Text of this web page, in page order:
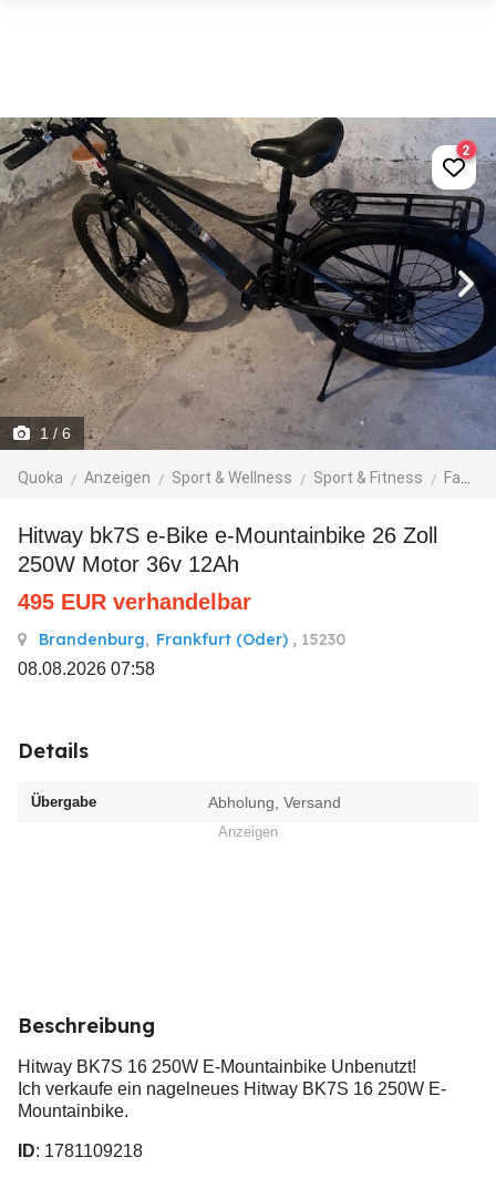
1 / 6
Quoka Anzeigen Sport & Wellness Sport & Fitness Fahrräder
2
hitway bk7S e-Bike e-Mountainbike 26 Zoll
250W Motor 36v 12Ah
495 EUR verhandelbar
Brandenburg, Frankfurt (Oder) , 15230
08.08.2026 07:58
Details
Übergabe Abholung, Versand
Anzeigen
Beschreibung
Hitway BK7S 16 250W E-Mountainbike Unbenutzt!
Ich verkaufe ein nagelneues Hitway BK7S 16 250W E-
Mountainbike.
ID: 1781109218